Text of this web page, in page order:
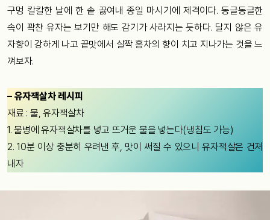
구멍 칼칼한 날에 한 솥 끓여내 종일 마시기에 제격이다. 동글동글한
속이 꽉찬 유자는 보기만 해도 감기가 사라지는 듯하다. 달지 않은 유
자향이 강하게 나고 끝맛에서 살짝 홍차의 향이 치고 지나가는 것을 느
껴보자.
– 유자잭살차 레시피
재료 : 물, 유자잭살차
1. 물병에 유자잭살차를 넣고 뜨거운 물을 넣는다(냉침도 가능)
2. 10분 이상 충분히 우려낸 후, 맛이 써질 수 있으니 유자잭살은 건져
내자